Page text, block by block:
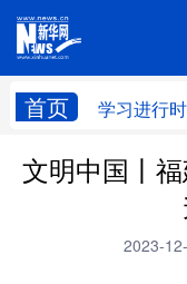
首页 学习进行时
学习进行时
文明中国丨
2023-